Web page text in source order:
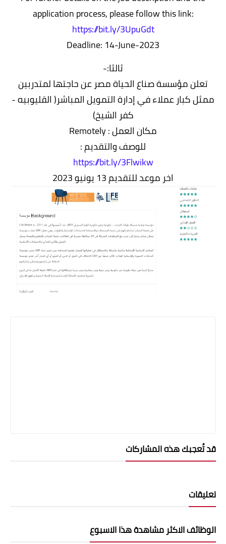
application process, please follow this link:
https://bit.ly/3UpuGdt
Deadline: 14-June-2023
ثالثا:-
تعلن مؤسسة صناع الحياة مصر عن حاجتها لمتدربين
ممثل كبار عملاء في إدارة التمويل المباشر( القليوبيه -
كفر الشيخ)
مكان العمل : Remotely
للوصف والتقديم :
https://bit.ly/3Flwikw
اخر موعد للتقديم 13 يونيو 2023
قد تُعجبك هذه المشاركات
تعليقات
الوظائف الاكثر مشاهدة هذا الاسبوع